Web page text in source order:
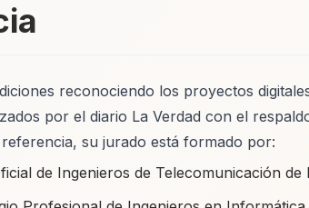
reconociendo los proyectos
por el diario La Verdad con el
su jurado está formado por:
de Ingenieros de Telecomunicación de